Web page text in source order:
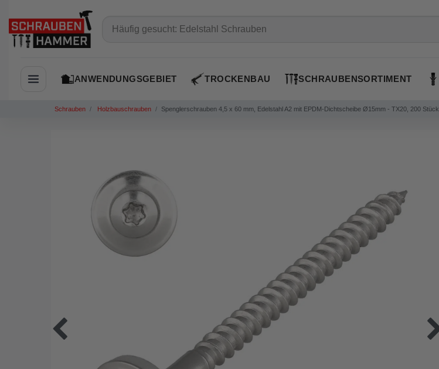
Navigation öffnen
ANWENDUNGSGEBIET TROCKENBAU SCHRAUBENSORTIMENT
Schrauben Holzbauschrauben Spenglerschrauben 4,5 x 60 mm, Edelstahl A2 mit EPDM-Dichtscheibe Ø15mm - TX20, 200 Stück